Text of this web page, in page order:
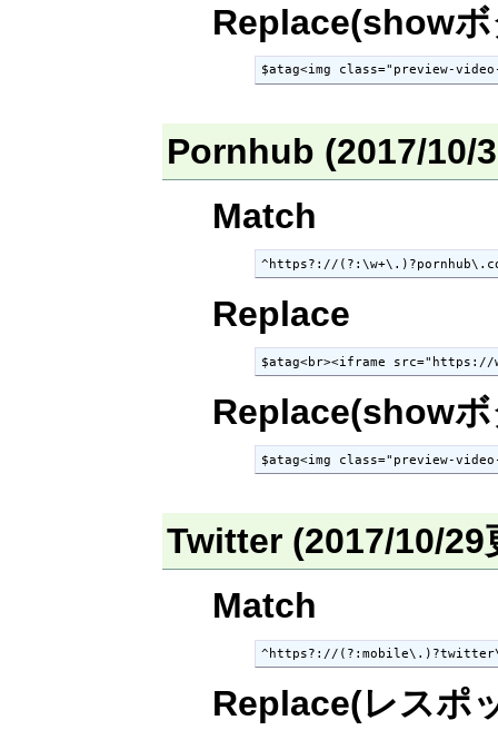
Replace(show
$atag<img class="preview-
Pornhub (2017/10/
Match
^https?://
Replace
$atag<br><iframe src="https://
Replace(show
$atag<img class="preview-
Twitter (2017/10/
Match
^https?://
Replace(レスポ